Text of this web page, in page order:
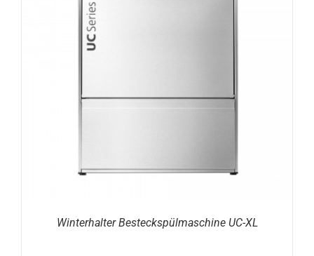
Winterhalter Besteckspülmaschine UC-XL